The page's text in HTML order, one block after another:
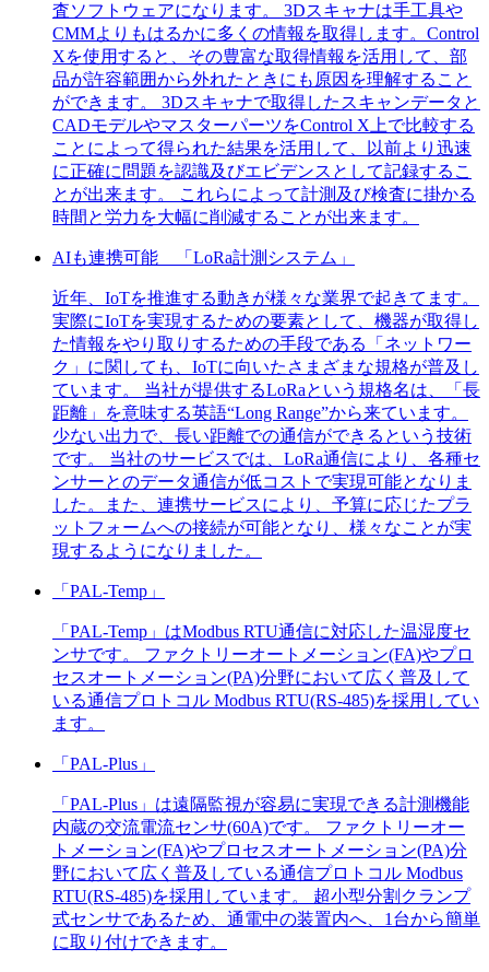
査ソフトウェアになります。 3Dスキャナは手工具や
CMMよりもはるかに多くの情報を取得します。Control
Xを使用すると、その豊富な取得情報を活用して、部
品が許容範囲から外れたときにも原因を理解すること
ができます。 3Dスキャナで取得したスキャンデータと
CADモデルやマスターパーツをControl X上で比較する
ことによって得られた結果を活用して、以前より迅速
に正確に問題を認識及びエビデンスとして記録するこ
とが出来ます。 これらによって計測及び検査に掛かる
時間と労力を大幅に削減することが出来ます。
AIも連携可能 「LoRa計測システム」
近年、IoTを推進する動きが様々な業界で起きてます。
実際にIoTを実現するための要素として、機器が取得し
た情報をやり取りするための手段である「ネットワー
ク」に関しても、IoTに向いたさまざまな規格が普及し
ています。 当社が提供するLoRaという規格名は、「長
距離」を意味する英語“Long Range”から来ています。
少ない出力で、長い距離での通信ができるという技術
です。 当社のサービスでは、LoRa通信により、各種セ
ンサーとのデータ通信が低コストで実現可能となりま
した。また、連携サービスにより、予算に応じたプラ
ットフォームへの接続が可能となり、様々なことが実
現するようになりました。
「PAL-Temp」
「PAL-Temp」はModbus RTU通信に対応した温湿度セ
ンサです。 ファクトリーオートメーション(FA)やプロ
セスオートメーション(PA)分野において広く普及して
いる通信プロトコル Modbus RTU(RS-485)を採用してい
ます。
「PAL-Plus」
「PAL-Plus」は遠隔監視が容易に実現できる計測機能
内蔵の交流電流センサ(60A)です。 ファクトリーオー
トメーション(FA)やプロセスオートメーション(PA)分
野において広く普及している通信プロトコル Modbus
RTU(RS-485)を採用しています。 超小型分割クランプ
式センサであるため、通電中の装置内へ、1台から簡単
に取り付けできます。